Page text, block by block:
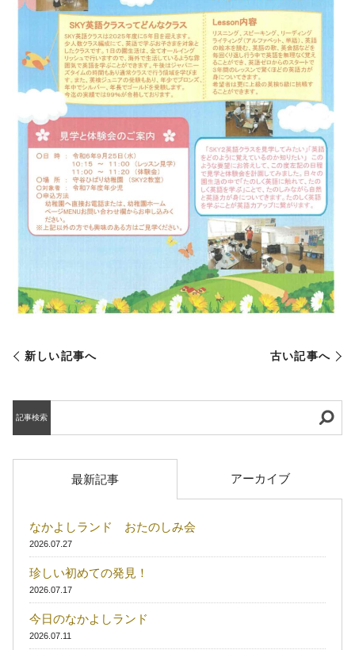
新しい記事へ 古い記事へ
記事検索
最新記事 アーカイブ
なかよしランド おたのしみ会
2026.07.27
珍しい初めての発見！
2026.07.17
今日のなかよしランド
2026.07.11